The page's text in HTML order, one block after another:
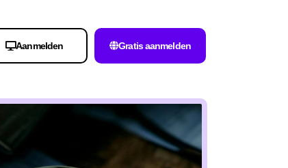
Aanmelden Gratis aanmelden